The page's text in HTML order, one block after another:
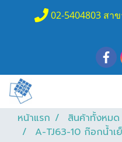
02-5404803 สา
หน้าแรก สินค้าทั้งหมด
A-TJ63-10 ก๊อกน้ำเ